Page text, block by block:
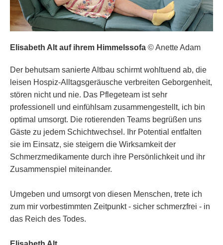
Elisabeth Alt auf ihrem Himmelssofa © Anette Adam
Der behutsam sanierte Altbau schirmt wohltuend ab, die
leisen Hospiz-Alltagsgeräusche verbreiten Geborgenheit,
stören nicht und nie. Das Pflegeteam ist sehr
professionell und einfühlsam zusammengestellt, ich bin
optimal umsorgt. Die rotierenden Teams begrüßen uns
Gäste zu jedem Schichtwechsel. Ihr Potential entfalten
sie im Einsatz, sie steigern die Wirksamkeit der
Schmerzmedikamente durch ihre Persönlichkeit und ihr
Zusammenspiel miteinander.
Umgeben und umsorgt von diesen Menschen, trete ich
zum mir vorbestimmten Zeitpunkt - sicher schmerzfrei - in
das Reich des Todes.